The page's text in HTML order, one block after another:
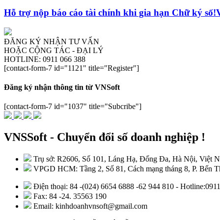
Hỗ trợ nộp báo cáo tài chính khi gia hạn Chữ ký
ĐĂNG KÝ NHẬN TƯ VẤN
HOẶC CỘNG TÁC - ĐẠI LÝ
HOTLINE: 0911 066 388
[contact-form-7 id="1121" title="Register"]
Đăng ký nhận thông tin từ VNSoft
[contact-form-7 id="1037" title="Subcribe"]
VNSSoft - Chuyển đổi số doanh nghiệp !
Trụ sở: R2606, Số 101, Láng Hạ, Đống Đa, Hà Nội, Việt
VPGD HCM: Tầng 2, Số 81, Cách mạng tháng 8, P. Bến
Điện thoại: 84 -(024) 6654 6888 -62 944 810 -
Fax: 84 -24. 35563 190
Email: kinhdoanhvnsoft@gmail.com